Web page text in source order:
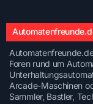
Foren rund um
Arcade-Maschinen
Sammler, Bastler,